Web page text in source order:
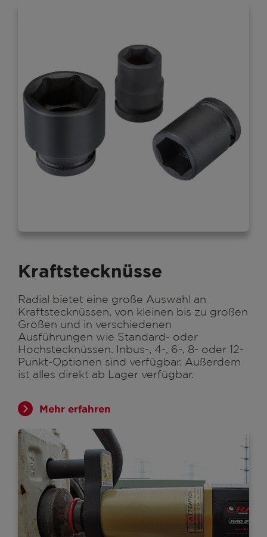
Kraftstecknüsse
Radial bietet eine große Auswahl an
Kraftstecknüssen, von kleinen bis zu großen
Größen und in verschiedenen
Ausführungen wie Standard- oder
Hochstecknüssen. Inbus-, 4-, 6-, 8- oder 12-
Punkt-Optionen sind verfügbar. Außerdem
ist alles direkt ab Lager verfügbar.
Mehr erfahren